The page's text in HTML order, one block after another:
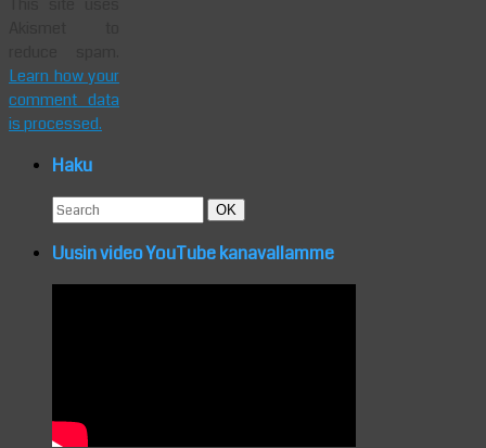
Learn how your
comment data
is processed.
Haku
Search
for:
Search
OK
Uusin video YouTube kanavallamme